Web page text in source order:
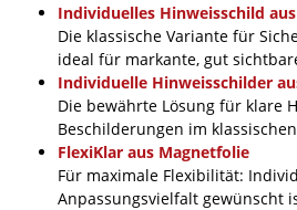
Individuelles Hinweisschild
Die klassische Variante für
ideal für markante, gut
Individuelle Hinweisschilder
Die bewährte Lösung für klare
Beschilderungen im
FlexiKlar aus Magnetfolie
Für maximale Flexibilität:
Anpassungsvielfalt gewünscht